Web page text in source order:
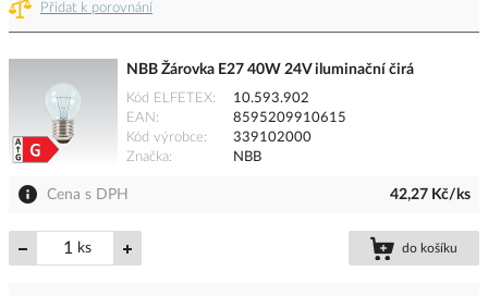
Přidat k porovnání
NBB Žárovka E27 40W 24V iluminační čirá
Kód ELFETEX
10.593.902
EAN
8595209910615
Kód výrobce
339102000
Značka
NBB
Cena s DPH 42,27 Kč/ks
ks do košíku